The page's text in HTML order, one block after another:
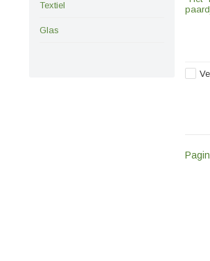
Textiel
Glas